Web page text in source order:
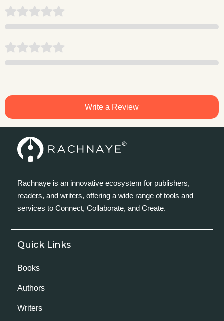
Write a Review
Rachnaye is an innovative ecosystem for publishers,
readers, and writers, offering a wide range of tools and
services to Connect, Collaborate, and Create.
Quick Links
Books
Authors
Writers